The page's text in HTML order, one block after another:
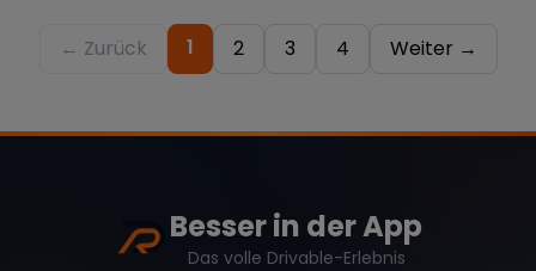
← Zurück 1 2 3 4 Weiter →
Besser in der App
Das volle Drivable-Erlebnis